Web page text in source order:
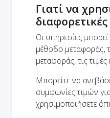
Γιατί να
Οι υπηρεσίες
μέθοδο μεταφοράς,
μεταφοράς, τις τιμές
Μπορείτε να
συμφωνίες τιμών
χρησιμοποιήσετε